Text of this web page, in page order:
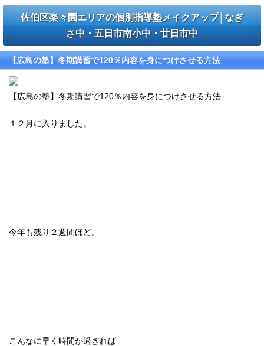
佐伯区楽々園エリアの個別指導塾メイクアップ│なぎ
さ中・五日市南小中・廿日市中
【広島の塾】冬期講習で120％内容を身につけさせる方法
【広島の塾】冬期講習で120％内容を身につけさせる方法
１２月に入りました。
今年も残り２週間ほど。
こんなに早く時間が過ぎれば